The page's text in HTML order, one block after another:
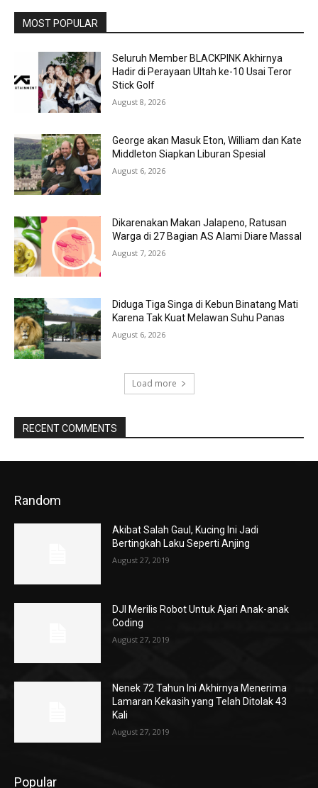
MOST POPULAR
Seluruh Member BLACKPINK Akhirnya
Hadir di Perayaan Ultah ke-10 Usai Teror
Stick Golf
August 8, 2026
George akan Masuk Eton, William dan Kate
Middleton Siapkan Liburan Spesial
August 6, 2026
Dikarenakan Makan Jalapeno, Ratusan
Warga di 27 Bagian AS Alami Diare Massal
August 7, 2026
Diduga Tiga Singa di Kebun Binatang Mati
Karena Tak Kuat Melawan Suhu Panas
August 6, 2026
Load more
RECENT COMMENTS
Random
Akibat Salah Gaul, Kucing Ini Jadi
Bertingkah Laku Seperti Anjing
August 27, 2019
DJI Merilis Robot Untuk Ajari Anak-anak
Coding
August 27, 2019
Nenek 72 Tahun Ini Akhirnya Menerima
Lamaran Kekasih yang Telah Ditolak 43
Kali
August 27, 2019
Popular